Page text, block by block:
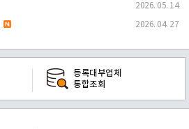
2026. 05. 14
2026. 04. 27
등록대부업체
통합조회